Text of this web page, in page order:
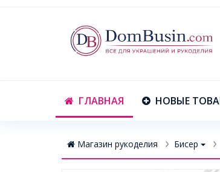
ГЛАВНАЯ НОВЫЕ
Магазин рукоделия Бисер